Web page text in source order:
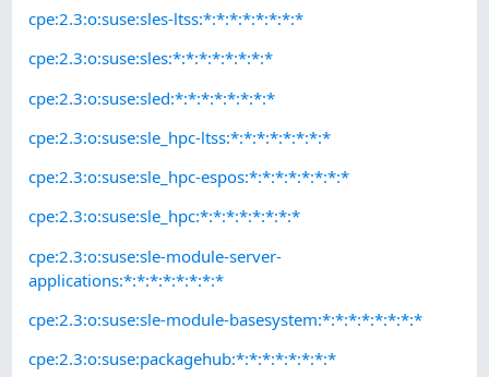
cpe:2.3:o:suse:sles-ltss:*:*:*:*:*:*:*:*
cpe:2.3:o:suse:sles:*:*:*:*:*:*:*:*
cpe:2.3:o:suse:sled:*:*:*:*:*:*:*:*
cpe:2.3:o:suse:sle_hpc-ltss:*:*:*:*:*:*:*:*
cpe:2.3:o:suse:sle_hpc-espos:*:*:*:*:*:*:*:*
cpe:2.3:o:suse:sle_hpc:*:*:*:*:*:*:*:*
cpe:2.3:o:suse:sle-module-server-
applications:*:*:*:*:*:*:*:*
cpe:2.3:o:suse:sle-module-basesystem:*:*:*:*:*:*:*:*
cpe:2.3:o:suse:packagehub:*:*:*:*:*:*:*:*